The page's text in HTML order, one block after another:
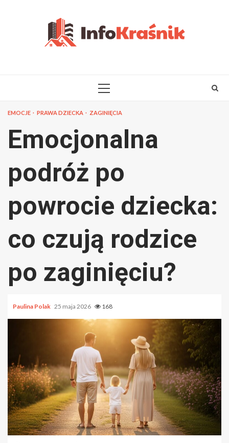
PRIMARY
EMOCJE PRAWA DZIECKA ZAGINIĘCIA
Emocjonalna
podróż po
powrocie dziecka:
co czują rodzice
po zaginięciu?
Paulina Polak 25 maja 2026 168